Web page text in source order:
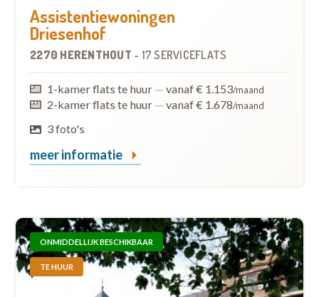
Assistentiewoningen
Driesenhof
2270 HERENTHOUT - 17 SERVICEFLATS
1-kamer flats te huur — vanaf € 1.153/maand
2-kamer flats te huur — vanaf € 1.678/maand
3 foto's
meer informatie
ONMIDDELLIJK BESCHIKBAAR
TE HUUR